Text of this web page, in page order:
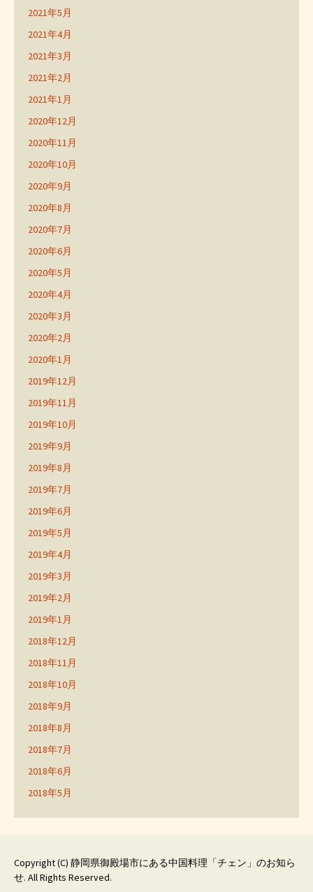
2021年5月
2021年4月
2021年3月
2021年2月
2021年1月
2020年12月
2020年11月
2020年10月
2020年9月
2020年8月
2020年7月
2020年6月
2020年5月
2020年4月
2020年3月
2020年2月
2020年1月
2019年12月
2019年11月
2019年10月
2019年9月
2019年8月
2019年7月
2019年6月
2019年5月
2019年4月
2019年3月
2019年2月
2019年1月
2018年12月
2018年11月
2018年10月
2018年9月
2018年8月
2018年7月
2018年6月
2018年5月
Copyright (C) 静岡県御殿場市にある中国料理「チェン」のお知ら
せ. All Rights Reserved.